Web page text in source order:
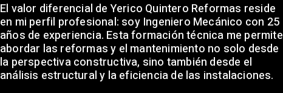
El valor diferencial de Yerico Quintero Reformas reside
en mi perfil profesional: soy Ingeniero Mecánico con 25
años de experiencia. Esta formación técnica me permite
abordar las reformas y el mantenimiento no solo desde
la perspectiva constructiva, sino también desde el
análisis estructural y la eficiencia de las instalaciones.